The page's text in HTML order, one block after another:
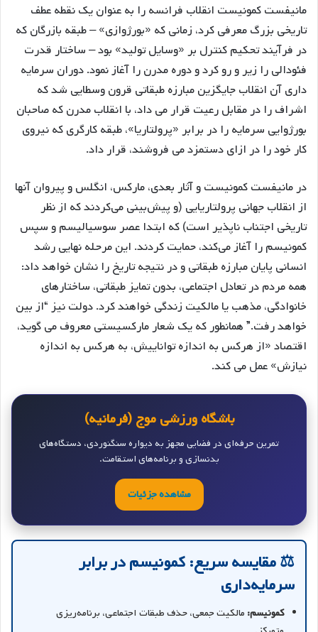
مانیفست کمونیست انقلاب فرانسه را به عنوان یک نقطه عطف
تاریخی بزرگ معرفی کرد، زمانی که «بورژوازی» – طبقه بازرگان که
در فرآیند تحکیم کنترل بر «وسایل تولید» بود – ساختار قدرت
فئودالی را زیر و رو کرد و دوره مدرن را آغاز نمود. دوران سرمایه
داری آن انقلاب جایگزین مبارزه طبقاتی قرون وسطایی شد که
اشراف را در مقابل رعیت قرار می داد، با انقلاب مدرن که صاحبان
بورژوایی سرمایه را در برابر «پرولتاریا»، طبقه کارگری که نیروی
کار خود را در ازای دستمزد می فروشند، قرار داد.
در مانیفست کمونیست و آثار بعدی، مارکس، انگلس و پیروان آنها
از انقلاب جهانی پرولتاریایی (و پیش‌بینی می‌کردند که از نظر
تاریخی اجتناب ناپذیر است) که ابتدا عصر سوسیالیسم و سپس
کمونیسم را آغاز می‌کند، حمایت کردند. این مرحله نهایی رشد
انسانی پایان مبارزه طبقاتی و در نتیجه تاریخ را نشان خواهد داد:
همه مردم در تعادل اجتماعی، بدون تمایز طبقاتی، ساختارهای
خانوادگی، مذهب یا مالکیت زندگی خواهند کرد. دولت نیز “از بین
خواهد رفت.” همانطور که یک شعار مارکسیستی معروف می گوید،
اقتصاد «از هرکس به اندازه تواناییش، به هرکس به اندازه
نیازش» عمل می کند.
باشگاه ورزشی موج (فرمانیه)
تمرین حرفه‌ای در فضایی مجهز به دیواره سنگنوردی، دستگاه‌های
بدنسازی و برنامه‌های استقامت.
مشاهده جزئیات
⚖ مقایسه سریع: کمونیسم در برابر
سرمایه‌داری
کمونیسم: مالکیت جمعی، حذف طبقات اجتماعی، برنامه‌ریزی